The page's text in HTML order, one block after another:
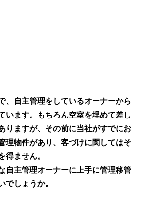
、自主管理をしているオーナーから
います。もちろん空室を埋めて差し
りますが、その前に当社がすでにお
理物件があり、客づけに関してはそ
得ません。
自主管理オーナーに上手に管理移管
でしょうか。